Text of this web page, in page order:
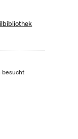
besucht